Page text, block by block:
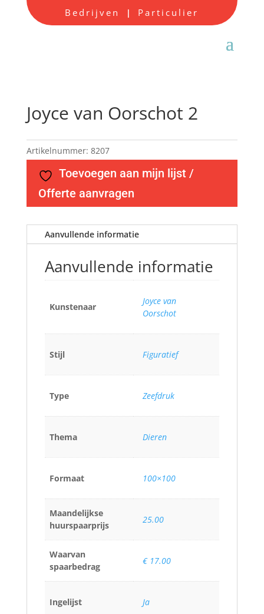
Bedrijven | Particulier
Joyce van Oorschot 2
Artikelnummer: 8207
Toevoegen aan mijn lijst /
Offerte aanvragen
Aanvullende informatie
Aanvullende informatie
Kunstenaar
Joyce van
Oorschot
Stijl Figuratief
Type Zeefdruk
Thema Dieren
Formaat 100×100
Maandelijkse
huurspaarprijs
25.00
Waarvan
spaarbedrag
€ 17.00
Ingelijst Ja